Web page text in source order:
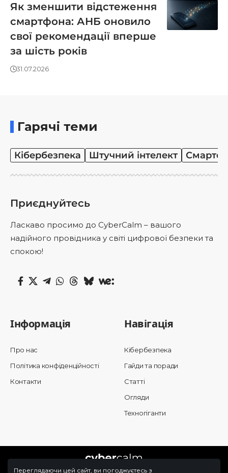
Переглядаючи цей сайт, ви погоджуєтесь з
Як зменшити відстеження
смартфона: АНБ оновило
свої рекомендації вперше
за шість років
31.07.2026
Гарячі теми
Кібербезпека Штучний інтелект
Приєднуйтесь
Ласкаво просимо до CyberCalm – вашого
надійного провідника у світі цифрової безпеки та
спокою!
Інформація
Про нас
Політика конфіденційності
Контакти
Навігація
Кібербезпека
Гайди та поради
Статті
Огляди
Техногіганти